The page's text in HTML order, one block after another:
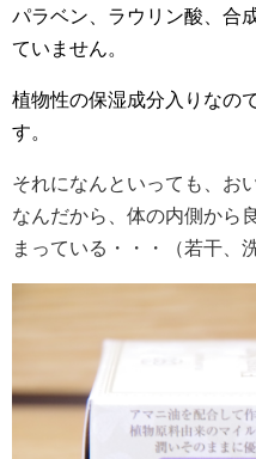
パラベン、ラウリン酸、合
ていません。
植物性の保湿成分入りなの
す。
それになんといっても、お
なんだから、体の内側から
まっている・・・（若干、